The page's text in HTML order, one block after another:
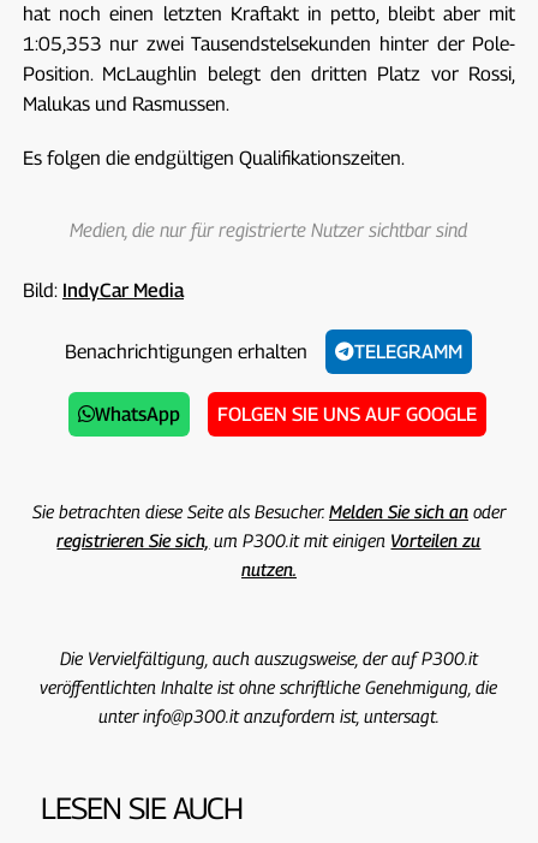
hat noch einen letzten Kraftakt in petto, bleibt aber mit
1:05,353 nur zwei Tausendstelsekunden hinter der Pole-
Position. McLaughlin belegt den dritten Platz vor Rossi,
Malukas und Rasmussen.
Es folgen die endgültigen Qualifikationszeiten.
Medien, die nur für registrierte Nutzer sichtbar sind
Bild: IndyCar Media
Benachrichtigungen erhalten TELEGRAMM
WhatsApp FOLGEN SIE UNS AUF GOOGLE
Sie betrachten diese Seite als Besucher. Melden Sie sich anoder
registrieren Sie sich, um P300.it mit einigen Vorteilen zu
nutzen.
Die Vervielfältigung, auch auszugsweise, der auf P300.it
veröffentlichten Inhalte ist ohne schriftliche Genehmigung, die
unter info@p300.it anzufordern ist, untersagt.
LESEN SIE AUCH